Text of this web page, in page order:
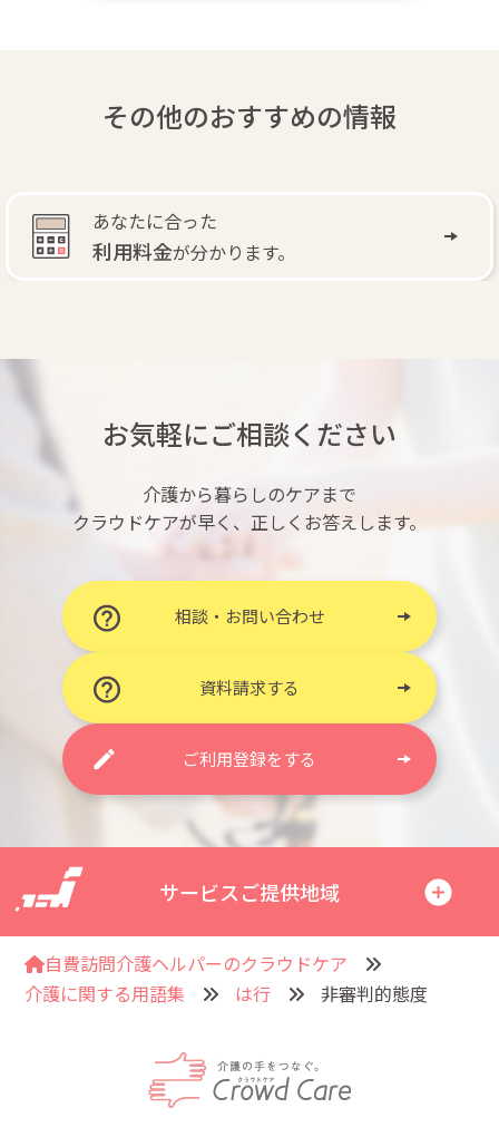
その他のおすすめの情報
あなたに合った
利用料金が分かります。
お気軽にご相談ください
介護から暮らしのケアまで
クラウドケアが早く、正しくお答えします。
相談・お問い合わせ
資料請求する
ご利用登録をする
サービスご提供地域
自費訪問介護ヘルパーのクラウドケア
介護に関する用語集
は行 非審判的態度